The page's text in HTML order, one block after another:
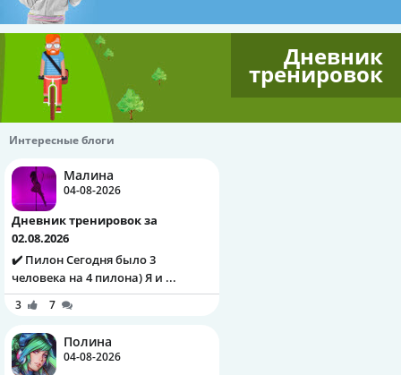
Дневник
тренировок
Интересные блоги
Малина
04-08-2026
Дневник тренировок за
02.08.2026
✔️ Пилон Сегодня было 3
человека на 4 пилона) Я и ...
3 7
Полина
04-08-2026